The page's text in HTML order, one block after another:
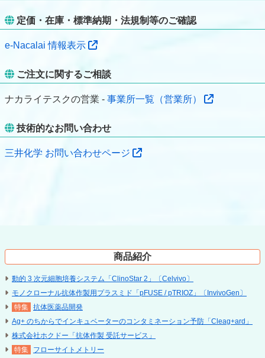
定価・在庫・標準納期・法規制等のご確認
e-Nacalai 情報表示
ご注文に関するご相談
ナカライテスクの営業 - 事業所一覧（営業所）
技術的なお問い合わせ
三井化学 お問い合わせページ
商品紹介
動的 3 次元細胞培養システム「ClinoStar 2」〔Celvivo〕
モノクローナル抗体作製用プラスミド「pFUSE / pTRIOZ」〔InvivoGen〕
抗体医薬品開発
Ag+ のちからでインキュベーターのコンタミネーション予防「Cleag+ard」
株式会社ホクドー「抗体作製 受託サービス」
フローサイトメトリー